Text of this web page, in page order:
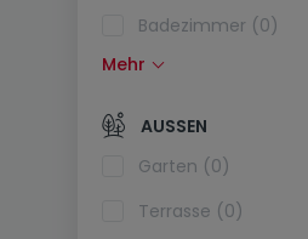
Badezimmer (0)
Einbauküche (0)
Offene Küche (0)
Separate Toilette (0)
Mehr
AUSSEN
Garten (0)
Terrasse (0)